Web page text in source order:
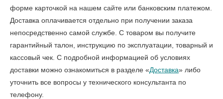
форме карточкой на нашем сайте или банковским платежом.
Доставка оплачивается отдельно при получении заказа
непосредственно самой службе. С товаром вы получите
гарантийный талон, инструкцию по эксплуатации, товарный и
кассовый чек. С подробной информацией об условиях
доставки можно ознакомиться в разделе «Доставка» либо
уточнить все вопросы у технического консультанта по
телефону.